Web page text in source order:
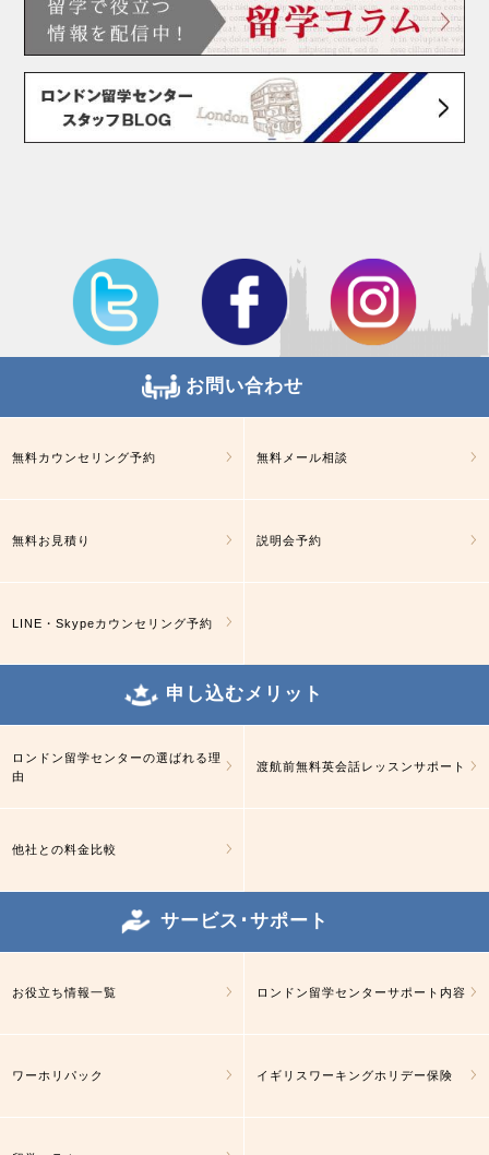
お問い合わせ
無料カウンセリング予約 無料メール相談
無料お見積り 説明会予約
LINE・Skypeカウンセリング予約
申し込むメリット
ロンドン留学センターの選ばれる理
由
渡航前無料英会話レッスンサポート
他社との料金比較
サービス･サポート
お役立ち情報一覧 ロンドン留学センターサポート内容
ワーホリパック イギリスワーキングホリデー保険